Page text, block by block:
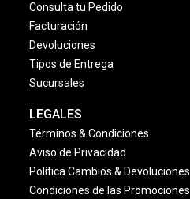
Consulta tu Pedido
Facturación
Devoluciones
Tipos de Entrega
Sucursales
LEGALES
Términos & Condiciones
Aviso de Privacidad
Política Cambios & Devoluciones
Condiciones de las Promociones